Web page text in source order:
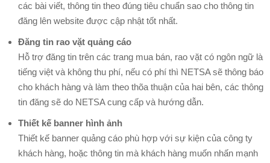
Email
Server
Email
Marketing
License
License
DirectAdmin
các bài viết, thông tin theo đúng tiêu chuẩn sao cho thông tin
đăng lên website được cập nhật tốt nhất.
Đăng tin rao vặt quảng cáo
Hỗ trợ đăng tin trên các trang mua bán, rao vặt có ngôn ngữ là
tiếng việt và không thu phí, nếu có phí thì NETSA sẽ thông báo
cho khách hàng và làm theo thõa thuận của hai bên, các thông
tin đăng sẽ do NETSA cung cấp và hướng dẫn.
Thiết kế banner hình ảnh
Thiết kế banner quảng cáo phù hợp với sự kiện của công ty
khách hàng, hoặc thông tin mà khách hàng muốn nhấn mạnh